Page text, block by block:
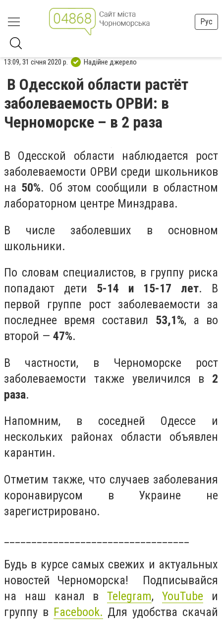
Рус
13:09, 31 січня 2020 р. Надійне джерело
В Одесской области растёт
заболеваемость ОРВИ: в
Черноморске – в 2 раза
В Одесской области наблюдается рост
заболеваемости ОРВИ среди школьников
на 50%. Об этом сообщили в областном
лабораторном центре Минздрава.
В числе заболевших в основном
школьники.
По словам специалистов, в группу риска
попадают дети 5-14 и 15-17 лет. В
первой группе рост заболеваемости за
последнее время составил 53,1%, а во
второй — 47%.
В частности, в Черноморске рост
заболеваемости также увеличился в 2
раза.
Напомним, в соседней Одессе и
нескольких районах области объявлен
карантин.
Отметим также, что случаев заболевания
коронавирусом в Украине не
зарегистрировано.
Будь в курсе самых свежих и актуальных
новостей Черноморска! Подписывайся
на наш канал вTelegram,YouTube и
группу в Facebook. Для удобства скачай